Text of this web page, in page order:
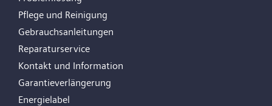
Pflege und Reinigung
Gebrauchsanleitungen
Reparaturservice
Kontakt und Information
Garantieverlängerung
Energielabel